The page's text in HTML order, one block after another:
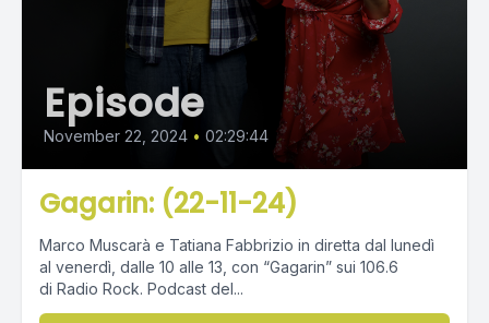
Episode
November 22, 2024 • 02:29:44
Gagarin: (22-11-24)
Marco Muscarà e Tatiana Fabbrizio in diretta dal lunedì
al venerdì, dalle 10 alle 13, con “Gagarin” sui 106.6
di Radio Rock. Podcast del...